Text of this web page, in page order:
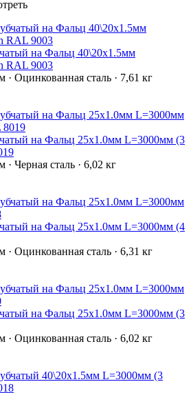
на Фальц 40\20х1.5мм
RAL 9003
Оцинкованная сталь · 7,61 кг
на Фальц 25х1.0мм L=3000мм (3
Черная сталь · 6,02 кг
на Фальц 25х1.0мм L=3000мм (4
Оцинкованная сталь · 6,31 кг
на Фальц 25х1.0мм L=3000мм (3
Оцинкованная сталь · 6,02 кг